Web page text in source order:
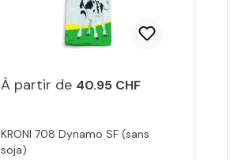
À partir de 40.95 CHF
KRONI 708 Dynamo SF (sans
soja)